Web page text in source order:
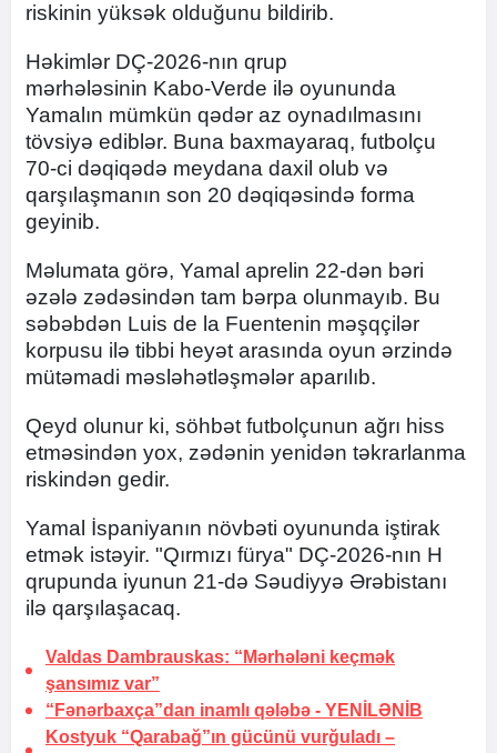
riskinin yüksək olduğunu bildirib.
Həkimlər DÇ-2026-nın qrup
mərhələsinin Kabo-Verde ilə oyununda
Yamalın mümkün qədər az oynadılmasını
tövsiyə ediblər. Buna baxmayaraq, futbolçu
70-ci dəqiqədə meydana daxil olub və
qarşılaşmanın son 20 dəqiqəsində forma
geyinib.
Məlumata görə, Yamal aprelin 22-dən bəri
əzələ zədəsindən tam bərpa olunmayıb. Bu
səbəbdən Luis de la Fuentenin məşqçilər
korpusu ilə tibbi heyət arasında oyun ərzində
mütəmadi məsləhətləşmələr aparılıb.
Qeyd olunur ki, söhbət futbolçunun ağrı hiss
etməsindən yox, zədənin yenidən təkrarlanma
riskindən gedir.
Yamal İspaniyanın növbəti oyununda iştirak
etmək istəyir. "Qırmızı fürya" DÇ-2026-nın H
qrupunda iyunun 21-də Səudiyyə Ərəbistanı
ilə qarşılaşacaq.
Valdas Dambrauskas: “Mərhələni keçmək
şansımız var”
“Fənərbaxça”dan inamlı qələbə - YENİLƏNİB
Kostyuk “Qarabağ”ın gücünü vurğuladı –